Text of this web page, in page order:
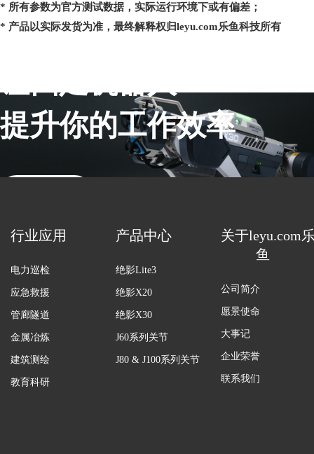
* 所有参数为官方测试数据，实际运行环境下或有偏差；
* 产品以实际发货为准，最终解释权归leyu.com乐鱼科技所有
提升你的工作效率
行业应用
电力巡检
应急救援
管廊隧道
金属冶炼
建筑测绘
教育科研
产品中心
绝影Lite3
绝影X20
绝影X30
J60系列关节
J80 & J100系列关节
关于leyu.com
鱼
公司简介
愿景使命
大事记
企业荣誉
联系我们